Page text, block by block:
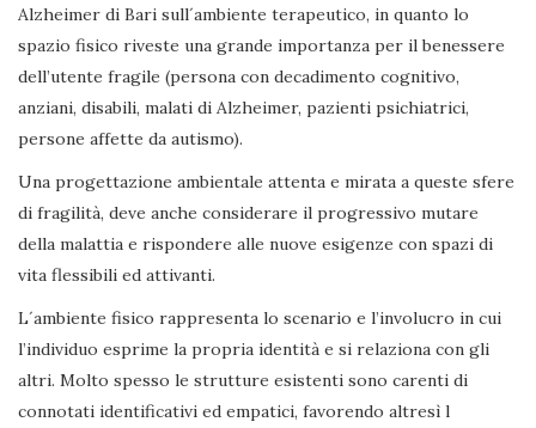
Alzheimer di Bari sull´ambiente terapeutico, in quanto lo
spazio fisico riveste una grande importanza per il benessere
dell’utente fragile (persona con decadimento cognitivo,
anziani, disabili, malati di Alzheimer, pazienti psichiatrici,
persone affette da autismo).
Una progettazione ambientale attenta e mirata a queste sfere
di fragilità, deve anche considerare il progressivo mutare
della malattia e rispondere alle nuove esigenze con spazi di
vita flessibili ed attivanti.
L´ambiente fisico rappresenta lo scenario e l’involucro in cui
l’individuo esprime la propria identità e si relaziona con gli
altri. Molto spesso le strutture esistenti sono carenti di
connotati identificativi ed empatici, favorendo altresì l